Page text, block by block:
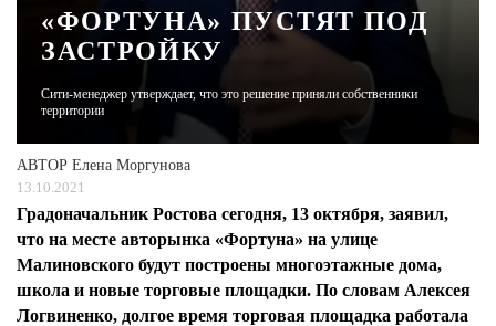
«ФОРТУНА» ПУСТЯТ ПОД
ЗАСТРОЙКУ
Сити-менеджер утверждает, что это решение приняли собственники
территории
АВТОР Елена Моргунова
13.10.2021
Градоначальник Ростова сегодня, 13 октября, заявил,
что на месте авторынка «Фортуна» на улице
Малиновского будут построены многоэтажные дома,
школа и новые торговые площадки. По словам Алексея
Логвиненко, долгое время торговая площадка работала